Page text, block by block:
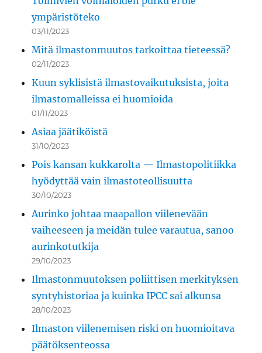
ympäristöteko
03/11/2023
Mitä ilmastonmuutos tarkoittaa tieteessä?
02/11/2023
Kuun syklisistä ilmastovaikutuksista, joita
ilmastomalleissa ei huomioida
01/11/2023
Asiaa jäätiköistä
31/10/2023
Pois kansan kukkarolta — Ilmastopolitiikka
hyödyttää vain ilmastoteollisuutta
30/10/2023
Aurinko johtaa maapallon viilenevään
vaiheeseen ja meidän tulee varautua, sanoo
aurinkotutkija
29/10/2023
Ilmastonmuutoksen poliittisen merkityksen
syntyhistoriaa ja kuinka IPCC sai alkunsa
28/10/2023
Ilmaston viilenemisen riski on huomioitava
päätöksenteossa